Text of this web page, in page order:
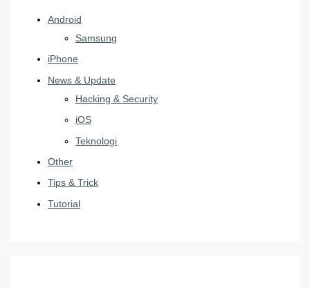
Android
Samsung
iPhone
News & Update
Hacking & Security
iOS
Teknologi
Other
Tips & Trick
Tutorial